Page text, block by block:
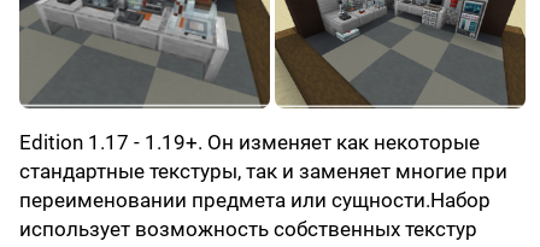
Edition 1.17 - 1.19+. Он изменяет как некоторые
стандартные текстуры, так и заменяет многие при
переименовании предмета или сущности.Набор
использует возможность собственных текстур